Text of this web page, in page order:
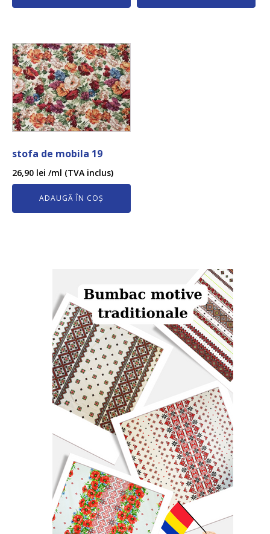
stofa de mobila 19
26,90 lei /ml (TVA inclus)
ADAUGĂ ÎN COȘ